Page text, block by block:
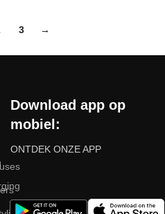
3 →
Download app op
mobiel:
ONTDEK ONZE APP